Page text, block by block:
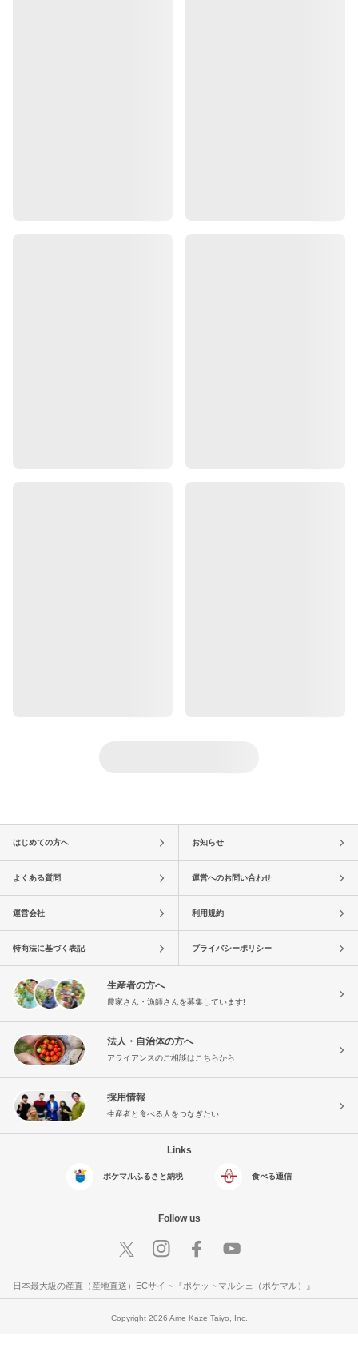
はじめての方へ お知らせ
よくある質問 運営へのお問い合わせ
運営会社 利用規約
特商法に基づく表記 プライバシーポリシー
生産者の方へ
農家さん・漁師さんを募集しています!
法人・自治体の方へ
アライアンスのご相談はこちらから
採用情報
生産者と食べる人をつなぎたい
Links
ポケマルふるさと納税 食べる通信
Follow us
日本最大級の産直（産地直送）ECサイト『ポケットマルシェ（ポケマル）』
Copyright 2026 Ame Kaze Taiyo, Inc.